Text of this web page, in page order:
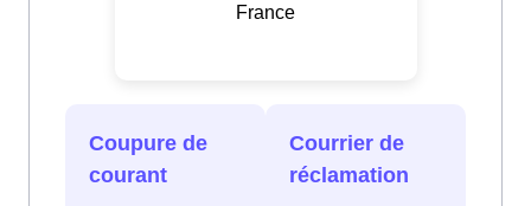
France
Coupure de
courant
Courrier de
réclamation